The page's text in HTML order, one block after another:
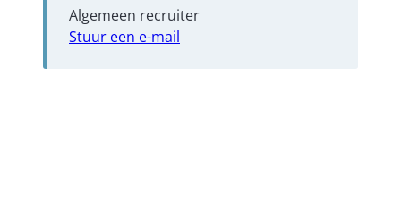
Algemeen recruiter
Stuur een e-mail